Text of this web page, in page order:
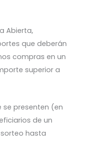
Abierta,
que deberán
compras en un
superior a
se presenten (en
de un
hasta